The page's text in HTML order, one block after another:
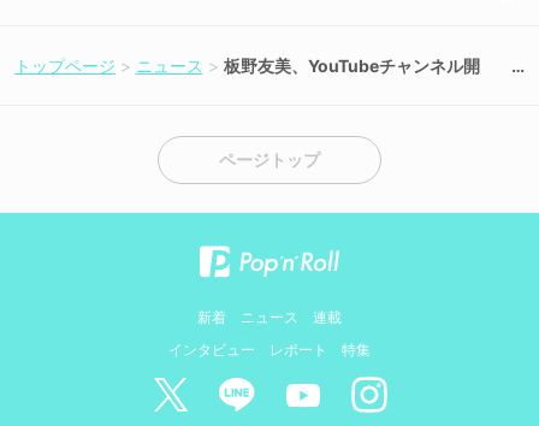
トップページ ニュース
板野友美、YouTubeチャンネル開
ページトップ
新着 ニュース
連載
インタビュー
レポート 特集